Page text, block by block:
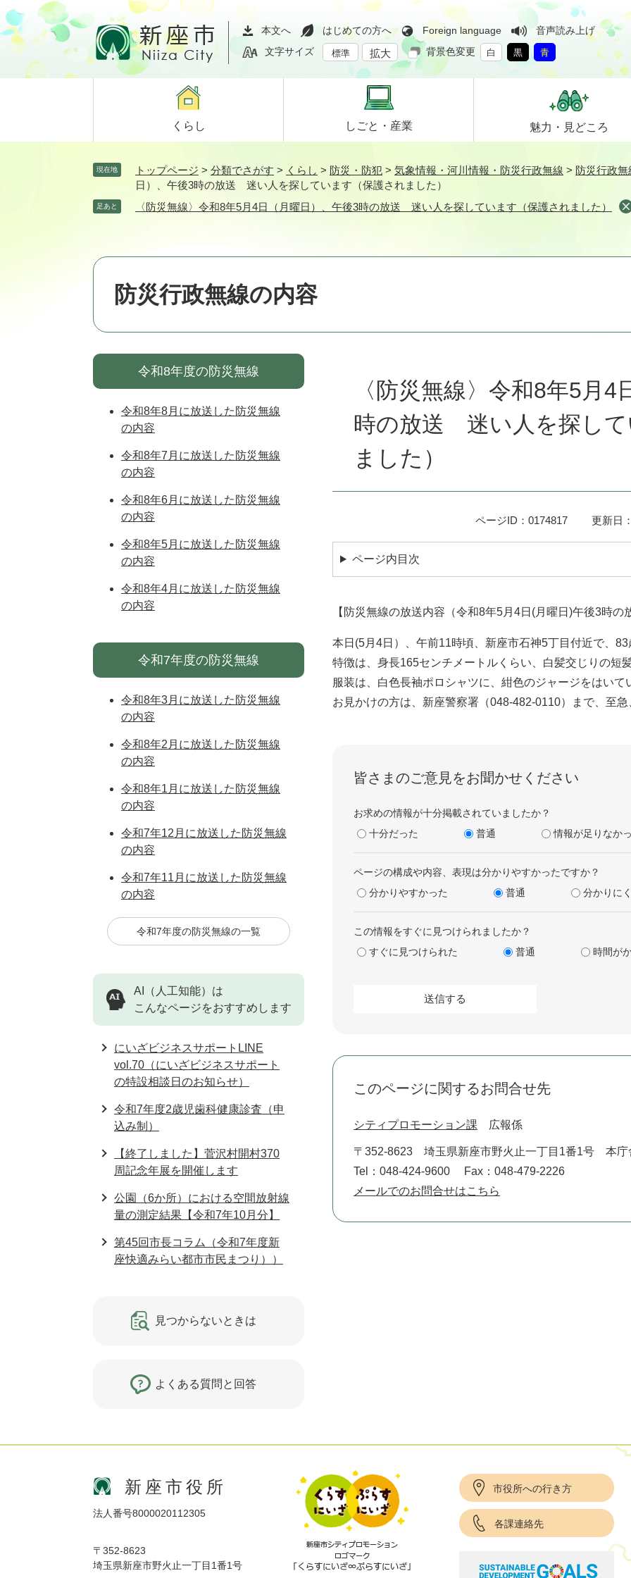
ペ
ー
ジ
メ
ニ
ュ
て
本文へ はじめての方へ Foreign language
音声読み上げ
文字サイズ
標準 拡大 背景色変更 白 黒 青
くらし しごと・ 産業 魅力・ 見どころ
現在地 トップページ > 分類でさがす > くらし > 防災・防犯 > 気象情報・河川情報・防災行政無線 > 防災行政無
日）、午後3時の放送 迷い人を探しています（保護されました）
足あと 〈防災無線〉令和8年5月4日（月曜日）、午後3時の放送 迷い人を探しています（保護されました）
防災行政無線の内容
〈防災無線〉令和8年5月
時の放送 迷い人を探して
ました）
ページID：0174817 更新日
ページ内目次
【防災無線の放送内容（令和8年5月4日(月曜日)午後3時の
本日(5月4日）、午前11時頃、新座市石神5丁目付近で、83
特徴は、身長165センチメートルくらい、白髪交じりの短
服装は、白色長袖ポロシャツに、紺色のジャージをはいて
お見かけの方は、新座警察署（048-482-0110）まで、至急
皆さまのご意見をお聞かせください
お求めの情報が十分掲載されていましたか？
十分だった
普通 情報が足りなか
ページの構成や内容、表現は分かりやすかったですか？
分かりやすかった
普通 分かりに
この情報をすぐに見つけられましたか？
すぐに見つけられた
普通 時間が
このページに関するお問合せ先
シティプロモーション課 広報係
〒352-8623
埼玉県新座市野火止一丁目1番1号 本庁
Tel：048-424-9600
Fax：048-479-2226
メールでのお問合せはこちら
令和8年度の防災無線
令和8年8月に放送した防災無線
の内容
令和8年7月に放送した防災無線
の内容
令和8年6月に放送した防災無線
の内容
令和8年5月に放送した防災無線
の内容
令和8年4月に放送した防災無線
の内容
令和7年度の防災無線
令和8年3月に放送した防災無線
の内容
令和8年2月に放送した防災無線
の内容
令和8年1月に放送した防災無線
の内容
令和7年12月に放送した防災無線
の内容
令和7年11月に放送した防災無線
の内容
令和7年度の防災無線の一覧
AI（人工知能）は
こんなページをおすすめします
にいざビジネスサポートLINE
vol.70（にいざビジネスサポート
の特設相談日のお知らせ）
令和7年度2歳児歯科健康診査（申
込み制）
【終了しました】菅沢村開村370
周記念年展を開催します
公園（6か所）における空間放射線
量の測定結果【令和7年10月分】
第45回市長コラム（令和7年度新
座快適みらい都市市民まつり））
見つからないときは
よくある質問と回答
新座市役所
法人番号8000020112305
〒352-8623
埼玉県新座市野火止一丁目1番1号
市役所への行き方
各課連絡先